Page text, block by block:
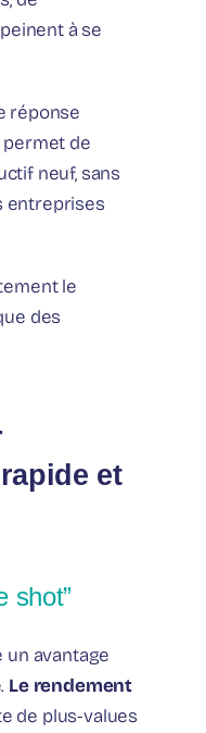
à se
réponse
permet de
neuf, sans
entreprises
le
des
et
shot”
avantage
Le rendement
de plus-values